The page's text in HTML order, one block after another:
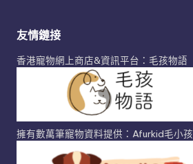
友情鏈接
香港寵物網上商店&資訊平台：毛孩物語
擁有數萬筆寵物資料提供：Afurkid毛小孩